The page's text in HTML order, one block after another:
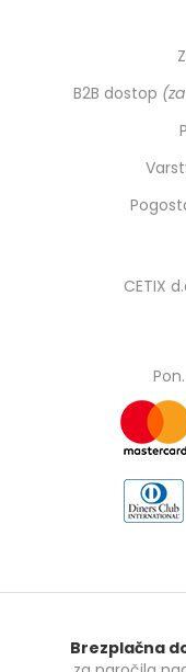
B2B dostop
CETIX
Brezplačna